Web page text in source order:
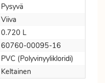
Pysyvä
Viiva
0.720 L
60760-00095-16
PVC (Polyvinyylikloridi)
Keltainen